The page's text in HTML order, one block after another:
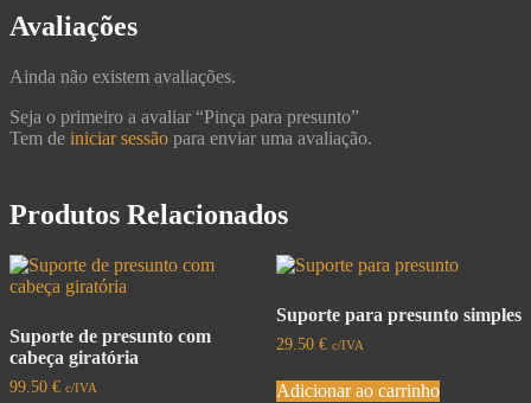
Avaliações
Ainda não existem avaliações.
Seja o primeiro a avaliar “Pinça para presunto”
Tem de iniciar sessão para enviar uma avaliação.
Produtos Relacionados
Suporte de presunto com
cabeça giratória
99.50 € c/IVA
Suporte para presunto simples
29.50 € c/IVA
Adicionar ao carrinho